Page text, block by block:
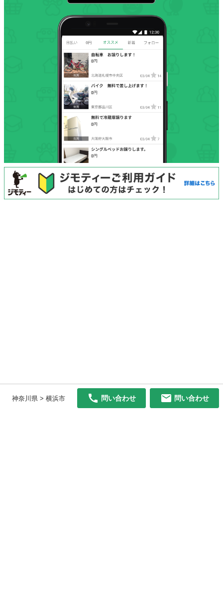
神奈川県 > 横浜市 問い合わせ 問い合わせ